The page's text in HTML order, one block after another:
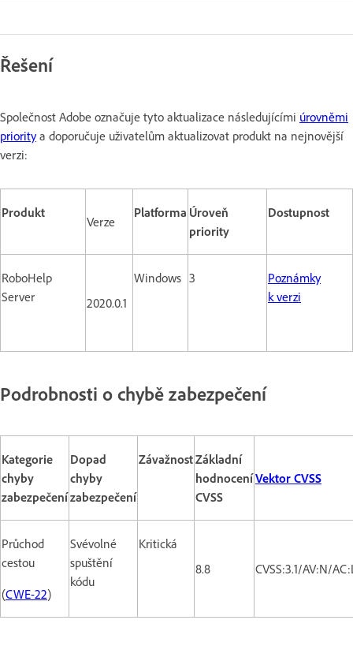
Řešení
Společnost Adobe označuje tyto aktualizace následujícími úrovněmi
prioritya doporučuje uživatelům aktualizovat produkt na nejnovější
verzi:
Produkt
Verze
Platforma Úroveň
priority
Dostupnost
RoboHelp
Server
2020.0.1
Windows 3
Poznámky
k verzi
Podrobnosti o chybě zabezpečení
Kategorie
chyby
zabezpečení
Dopad
chyby
zabezpečení
ZávažnostZákladní
hodnocení
CVSS
Vektor CVSS
Průchod
cestou
(CWE-22)
Svévolné
spuštění
kódu
Kritická
8.8
CVSS:3.1/AV:N/